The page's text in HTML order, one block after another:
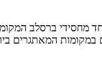
ברסלב
המאתגרים